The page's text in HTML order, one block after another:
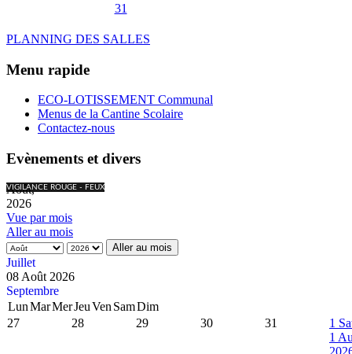
31
PLANNING DES SALLES
Menu rapide
ECO-LOTISSEMENT Communal
Menus de la Cantine Scolaire
Contactez-nous
Evènements et divers
VIGILANCE ROUGE - FEUX
Août,
2026
Vue par mois
Aller au mois
Aller au mois
Juillet
08 Août 2026
Septembre
LunMarMerJeuVen SamDim
27
28 29 30 31 1
1